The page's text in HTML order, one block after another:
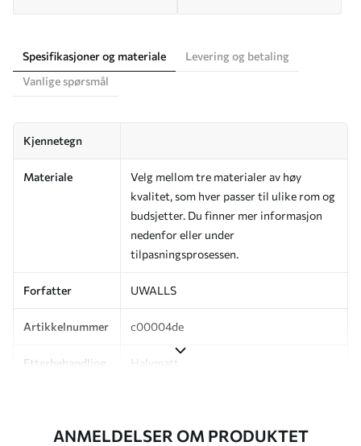
Spesifikasjoner og materiale
Levering og betaling
Vanlige spørsmål
Kjennetegn
Materiale
Velg mellom tre materialer av høy
kvalitet, som hver passer til ulike rom og
budsjetter. Du finner mer informasjon
nedenfor eller under
tilpasningsprosessen.
Forfatter UWALLS
Artikkelnummer c00004de
Etterbehandling Halvmatt.
med en bredde på opptil 50 cm.
ANMELDELSER OM PRODUKTET